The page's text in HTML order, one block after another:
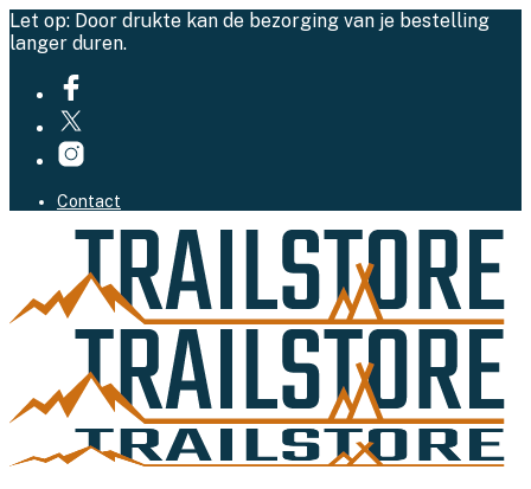
Let op: Door drukte kan de bezorging van je bestelling
langer duren.
Contact